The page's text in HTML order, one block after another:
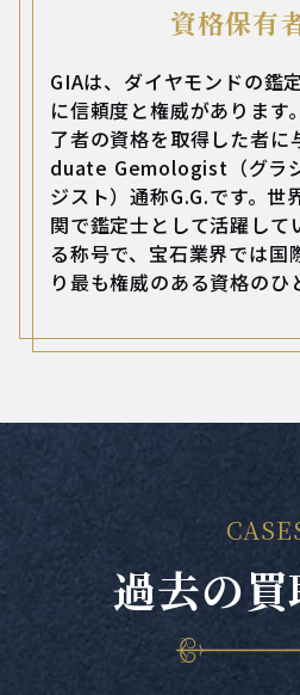
資格保有
GIAは、ダイヤモンドの鑑
に信頼度と権威があります
了者の資格を取得した者に
duate Gemologist（グラ
ジスト）通称G.G.です。世
関で鑑定士として活躍して
る称号で、宝石業界では国
り最も権威のある資格のひ
過去の